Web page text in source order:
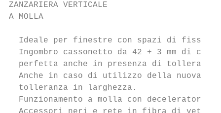
ZANZARIERA VERTICALE
A MOLLA
Ideale per finestre con spazi di
Ingombro cassonetto da 42 + 3 mm di
perfetta anche in presenza di
Anche in caso di utilizzo della nuova
  tolleranza in larghezza.
Funzionamento a molla con deceleratore